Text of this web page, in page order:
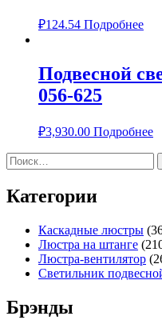
₽124.54 Подробнее
Подвесной
056-625
₽3,930.00 Подробнее
Найти:
Категории
Каскадные люстры
Люстра на штанге
Люстра-вентилятор
Светильник
Брэнды